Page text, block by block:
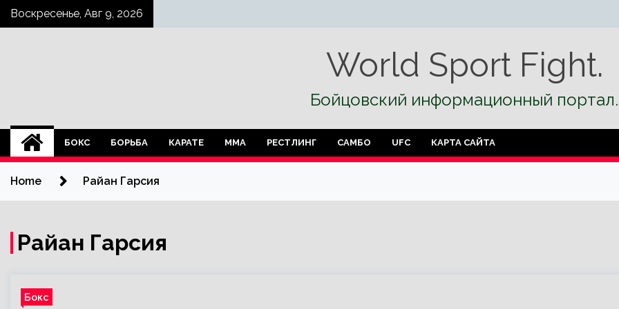
SkipВоскресенье, Авг 9, 2026
World Sport Fight.
Бойцовский информационный портал.
БОКС БОРЬБА КАРАТЕ ММА РЕСТЛИНГ САМБО UFC КАРТА САЙТА
Home Райан Гарсия
Райан Гарсия
Бокс